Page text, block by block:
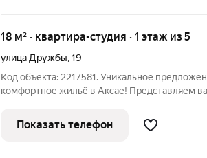
18 м² · квартира-студия · 1 этаж из 5
улица Дружбы,19
Код объекта: 2217581. Уникальное
комфортное жильё в Аксае! Представляем
вариант идеально подойдёт для молодых
студентов, которые
Показать телефон